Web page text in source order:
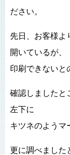
ださい。
先日、お客様よ
開いているが、
印刷できないと
確認しましたと
左下に
キツネのようマ
更に調べました